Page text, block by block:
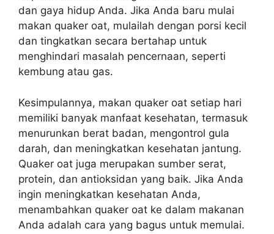
dan gaya hidup Anda. Jika Anda baru mulai
makan quaker oat, mulailah dengan porsi kecil
dan tingkatkan secara bertahap untuk
menghindari masalah pencernaan, seperti
kembung atau gas.
Kesimpulannya, makan quaker oat setiap hari
memiliki banyak manfaat kesehatan, termasuk
menurunkan berat badan, mengontrol gula
darah, dan meningkatkan kesehatan jantung.
Quaker oat juga merupakan sumber serat,
protein, dan antioksidan yang baik. Jika Anda
ingin meningkatkan kesehatan Anda,
menambahkan quaker oat ke dalam makanan
Anda adalah cara yang bagus untuk memulai.